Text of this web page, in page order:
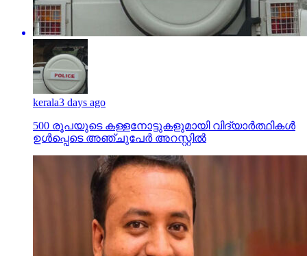
kerala3 days ago
500 രൂപയുടെ കള്ളനോട്ടുകളുമായി വിദ്യാര്‍ത്ഥികള്‍
ഉള്‍പ്പെടെ അഞ്ചുപേര്‍ അറസ്റ്റില്‍